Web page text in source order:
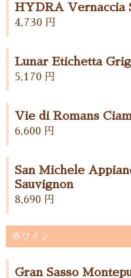
HYDRA Vernaccia
4,730 円
Lunar Etichetta
5,170 円
Vie di Romans
6,600 円
San Michele
Sauvignon
8,690 円
赤ワイン
Gran Sasso